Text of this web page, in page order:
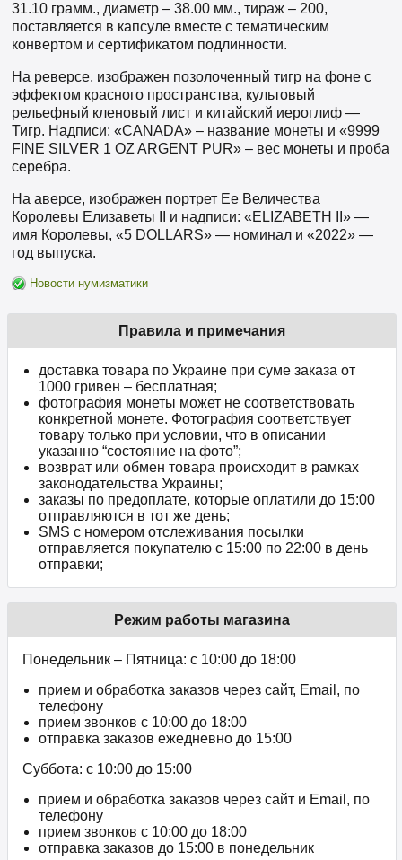
31.10 грамм., диаметр – 38.00 мм., тираж – 200,
поставляется в капсуле вместе с тематическим
конвертом и сертификатом подлинности.
На реверсе, изображен позолоченный тигр на фоне с
эффектом красного пространства, культовый
рельефный кленовый лист и китайский иероглиф —
Тигр. Надписи: «CANADA» – название монеты и «9999
FINE SILVER 1 OZ ARGENT PUR» – вес монеты и проба
серебра.
На аверсе, изображен портрет Ее Величества
Королевы Елизаветы II и надписи: «ELIZABETH II» —
имя Королевы, «5 DOLLARS» — номинал и «2022» —
год выпуска.
Новости нумизматики
Правила и примечания
доставка товара по Украине при суме заказа от
1000 гривен – бесплатная;
фотография монеты может не соответствовать
конкретной монете. Фотография соответствует
товару только при условии, что в описании
указанно “состояние на фото”;
возврат или обмен товара происходит в рамках
законодательства Украины;
заказы по предоплате, которые оплатили до 15:00
отправляются в тот же день;
SMS с номером отслеживания посылки
отправляется покупателю с 15:00 по 22:00 в день
отправки;
Режим работы магазина
Понедельник – Пятница: с 10:00 до 18:00
прием и обработка заказов через сайт, Email, по
телефону
прием звонков c 10:00 до 18:00
отправка заказов ежедневно до 15:00
Суббота: с 10:00 до 15:00
прием и обработка заказов через сайт и Email, по
телефону
прием звонков c 10:00 до 18:00
отправка заказов до 15:00 в понедельник